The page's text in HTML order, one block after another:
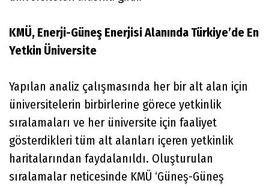
KMÜ, Enerji-Güneş Enerjisi Alanında Türkiye’de En
Yetkin Üniversite
Yapılan analiz çalışmasında her bir alt alan için
üniversitelerin birbirlerine görece yetkinlik
sıralamaları ve her üniversite için faaliyet
gösterdikleri tüm alt alanları içeren yetkinlik
haritalarından faydalanıldı. Oluşturulan
sıralamalar neticesinde KMÜ ‘Güneş-Güneş